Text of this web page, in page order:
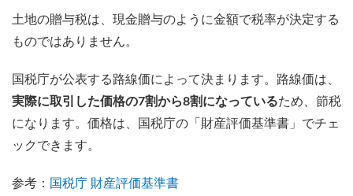
土地の贈与税は、現金贈与のように金額で税率が決定する
ものではありません。
国税庁が公表する路線価によって決まります。路線価は、
実際に取引した価格の7割から8割になっているため、節税
になります。価格は、国税庁の「財産評価基準書」でチェ
ックできます。
参考： 国税庁 財産評価基準書